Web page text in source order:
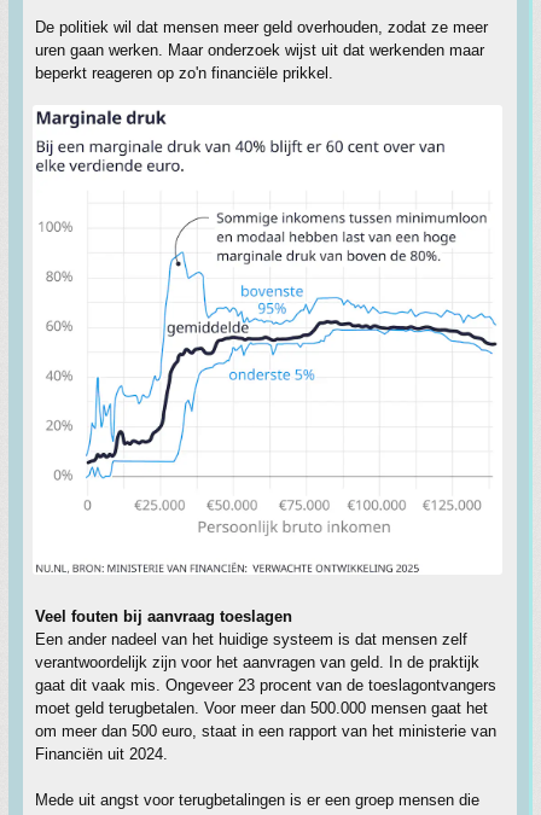
De politiek wil dat mensen meer geld overhouden, zodat ze meer
uren gaan werken. Maar onderzoek wijst uit dat werkenden maar
beperkt reageren op zo'n financiële prikkel.
Veel fouten bij aanvraag toeslagen
Een ander nadeel van het huidige systeem is dat mensen zelf
verantwoordelijk zijn voor het aanvragen van geld. In de praktijk
gaat dit vaak mis. Ongeveer 23 procent van de toeslagontvangers
moet geld terugbetalen. Voor meer dan 500.000 mensen gaat het
om meer dan 500 euro, staat in een rapport van het ministerie van
Financiën uit 2024.
Mede uit angst voor terugbetalingen is er een groep mensen die